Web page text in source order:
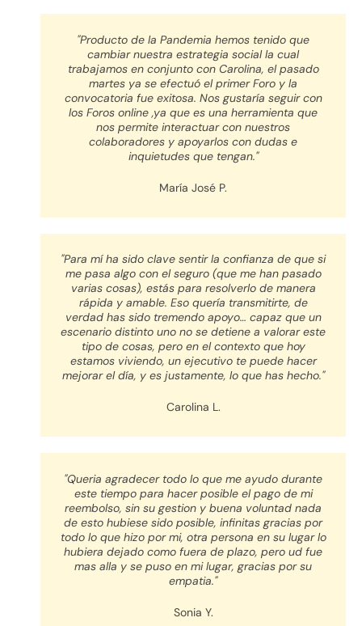
"Producto de la Pandemia hemos tenido que
cambiar nuestra estrategia social la cual
trabajamos en conjunto con Carolina, el pasado
martes ya se efectuó el primer Foro y la
convocatoria fue exitosa. Nos gustaría seguir con
los Foros online ,ya que es una herramienta que
nos permite interactuar con nuestros
colaboradores y apoyarlos con dudas e
inquietudes que tengan."
María José P.
"Para mí ha sido clave sentir la confianza de que si
me pasa algo con el seguro (que me han pasado
varias cosas), estás para resolverlo de manera
rápida y amable. Eso quería transmitirte, de
verdad has sido tremendo apoyo… capaz que un
escenario distinto uno no se detiene a valorar este
tipo de cosas, pero en el contexto que hoy
estamos viviendo, un ejecutivo te puede hacer
mejorar el día, y es justamente, lo que has hecho."
Carolina L.
"Queria agradecer todo lo que me ayudo durante
este tiempo para hacer posible el pago de mi
reembolso, sin su gestion y buena voluntad nada
de esto hubiese sido posible, infinitas gracias por
todo lo que hizo por mi, otra persona en su lugar lo
hubiera dejado como fuera de plazo, pero ud fue
mas alla y se puso en mi lugar, gracias por su
empatia."
Sonia Y.